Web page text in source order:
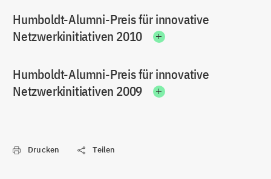
Humboldt-Alumni-Preis für innovative
Netzwerkinitiativen 2010
Humboldt-Alumni-Preis für innovative
Netzwerkinitiativen 2009
Drucken Teilen